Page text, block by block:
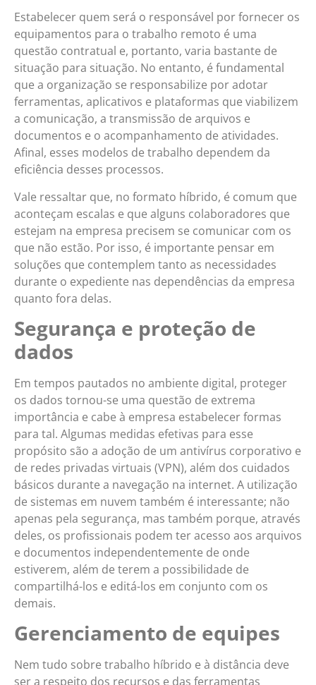
Estabelecer quem será o responsável por fornecer os
equipamentos para o trabalho remoto é uma
questão contratual e, portanto, varia bastante de
situação para situação. No entanto, é fundamental
que a organização se responsabilize por adotar
ferramentas, aplicativos e plataformas que viabilizem
a comunicação, a transmissão de arquivos e
documentos e o acompanhamento de atividades.
Afinal, esses modelos de trabalho dependem da
eficiência desses processos.
Vale ressaltar que, no formato híbrido, é comum que
aconteçam escalas e que alguns colaboradores que
estejam na empresa precisem se comunicar com os
que não estão. Por isso, é importante pensar em
soluções que contemplem tanto as necessidades
durante o expediente nas dependências da empresa
quanto fora delas.
Segurança e proteção de
dados
Em tempos pautados no ambiente digital, proteger
os dados tornou-se uma questão de extrema
importância e cabe à empresa estabelecer formas
para tal. Algumas medidas efetivas para esse
propósito são a adoção de um antivírus corporativo e
de redes privadas virtuais (VPN), além dos cuidados
básicos durante a navegação na internet. A utilização
de sistemas em nuvem também é interessante; não
apenas pela segurança, mas também porque, através
deles, os profissionais podem ter acesso aos arquivos
e documentos independentemente de onde
estiverem, além de terem a possibilidade de
compartilhá-los e editá-los em conjunto com os
demais.
Gerenciamento de equipes
Nem tudo sobre trabalho híbrido e à distância deve
ser a respeito dos recursos e das ferramentas